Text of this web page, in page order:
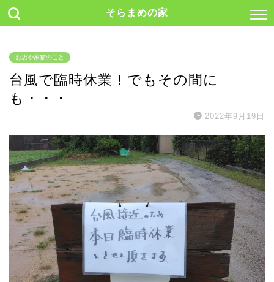
そらまめの家
お店や家猫のこと
台風で臨時休業！でもその間に
も・・・
2022年9月19日